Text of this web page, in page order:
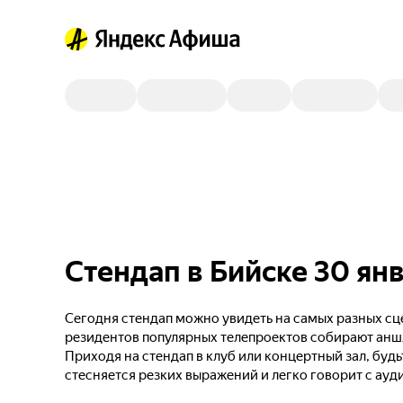
Стендап в Бийске 30
Сегодня стендап можно увидеть на самых разных
резидентов популярных телепроектов собирают
Приходя на стендап в клуб или концертный зал,
стесняется резких выражений и легко говорит с